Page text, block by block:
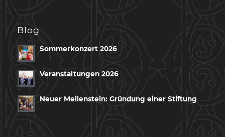
Blog
Sommerkonzert 2026
Veranstaltungen 2026
Neuer Meilenstein: Gründung einer Stiftung